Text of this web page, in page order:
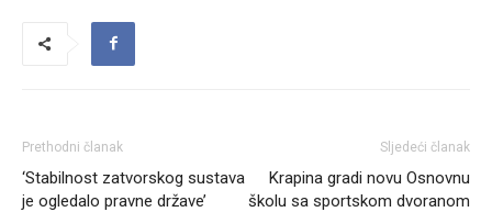
Prethodni članak
‘Stabilnost zatvorskog sustava
je ogledalo pravne države’
Sljedeći članak
Krapina gradi novu Osnovnu
školu sa sportskom dvoranom